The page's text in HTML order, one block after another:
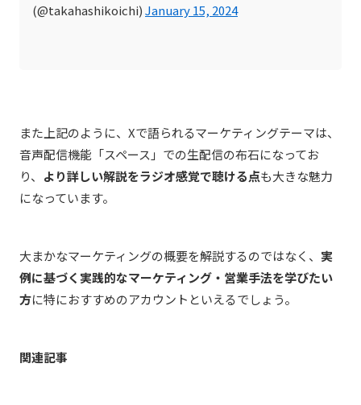
(@takahashikoichi)January 15, 2024
また上記のように、Xで語られるマーケティングテーマは、
音声配信機能「スペース」での生配信の布石になってお
り、 より詳しい解説をラジオ感覚で聴ける点も大きな魅力
になっています。
大まかなマーケティングの概要を解説するのではなく、 実
例に基づく実践的なマーケティング・営業手法を学びたい
方に特におすすめのアカウントといえるでしょう。
関連記事